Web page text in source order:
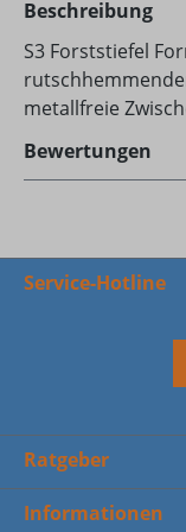
Beschreibung
S3 Forststiefel
metallfreie
Bewertungen
Service-Hotline
Ratgeber
Informationen